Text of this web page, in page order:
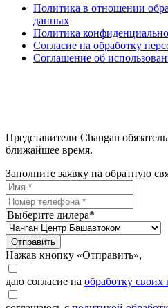
Политика в отношении
данных
Политика
Согласие на обработку
Соглашение об
Представители Changan
ближайшее время.
Заполните заявку на обратную
Выберите дилера*
Отправить
Нажав кнопку «Отправить»,
даю согласие на обработку